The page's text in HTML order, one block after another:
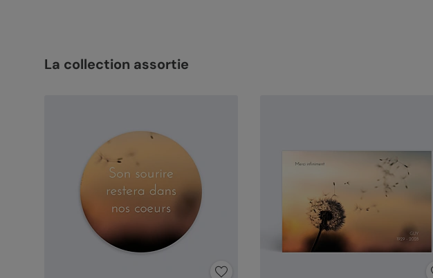
La collection assortie